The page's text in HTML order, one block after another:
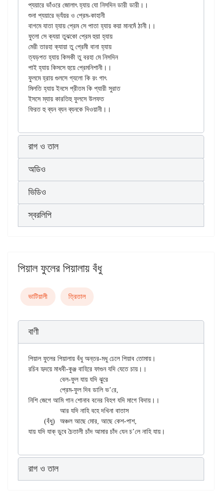
প্যয়ারে ভাঁওরে জোলাৎ হ্যায় যো নিসদিন ডারী ডারী।।
শুনা প্যয়ারে ভ্যঁয়র ও প্রেম-কাহানী
বাগমে যাতা হ্যায় প্রেম সে পাতা হ্যায় কয়া মানমেঁ ঠানী।।
ফুলো সে ক্যয়া তুঝকো প্রেম হুয়া হ্যায়
মেরী তারহা ক্যায়া তু প্রেমী বানা হ্যায়
ত্যড়পত হ্যায় কিসকী তু বরহা মে নিসদিন
পাই হ্যায় কিসসে হুয়ে প্রেমনিশানী।।
ফুলমে হ্রায় গুলসে গ্যলো কি রং গাৎ
মিলতি হ্যায় ইনসে প্রীতম কি প্যারী সুরাত
ইসসে ম্যায় কারতিহু ফুলসে উলফত
রাগ ও তাল
অডিও
ভিডিও
স্বরলিপি
পিয়াল ফুলের পিয়ালায় বঁধু
ভাটিয়ালী ত্রিতাল
বাণী
পিয়াল ফুলের পিয়ালায় বঁধু অন্তর-মধু ঢেলে পিয়াব তোমায়।
রচিব হৃদয়ে মাধবী-কুঞ্জ বাহিরে ফাগুন যদি যেতে চায়।।
নিশি জেগে আমি গান শোনাব বনের বিহগ যদি মাগে বিদায়।।
রাগ ও তাল